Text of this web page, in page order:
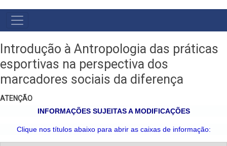
MENU
PRIMÁRIO
Introdução à Antropologia das práticas
esportivas na perspectiva dos
marcadores sociais da diferença
ATENÇÃO
INFORMAÇÕES SUJEITAS A MODIFICAÇÕES
Clique nos títulos abaixo para abrir as caixas de informação: